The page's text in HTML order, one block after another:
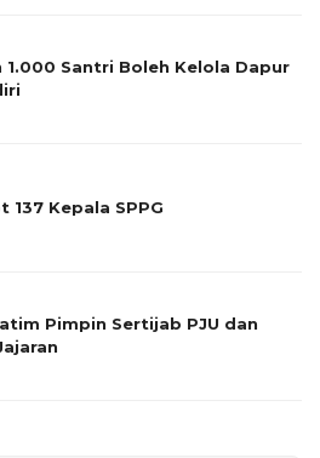
1.000 Santri Boleh Kelola Dapur
137 Kepala SPPG
Pimpin Sertijab PJU dan